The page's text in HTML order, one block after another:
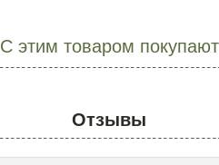
С этим товаром покупают
Отзывы